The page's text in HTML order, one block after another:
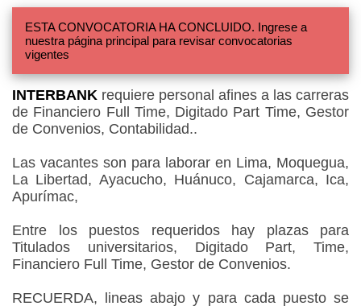
ESTA CONVOCATORIA HA CONCLUIDO. Ingrese a
nuestra página principal para revisar convocatorias
vigentes
INTERBANK requiere personal afines a las carreras
de Financiero Full Time, Digitado Part Time, Gestor
de Convenios, Contabilidad..
Las vacantes son para laborar en Lima, Moquegua,
La Libertad, Ayacucho, Huánuco, Cajamarca, Ica,
Apurímac,
Entre los puestos requeridos hay plazas para
Titulados universitarios, Digitado Part, Time,
Financiero Full Time, Gestor de Convenios.
RECUERDA, lineas abajo y para cada puesto se